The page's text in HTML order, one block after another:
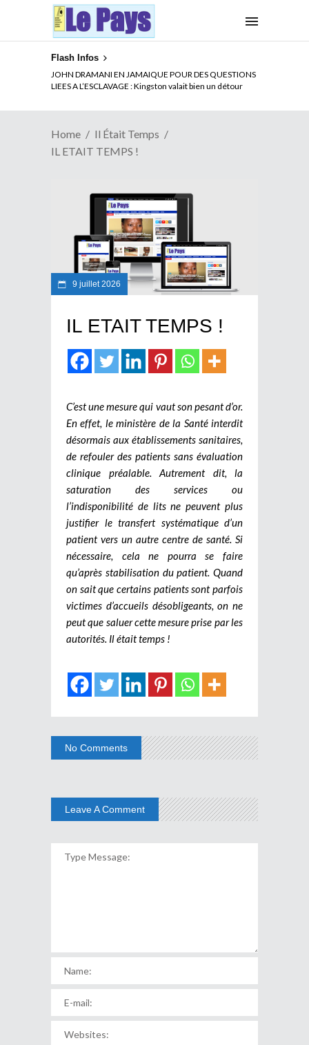
Flash Infos
JOHN DRAMANI EN JAMAIQUE POUR DES QUESTIONS
LIEES A L’ESCLAVAGE : Kingston valait bien un détour
Home
Il Était Temps
IL ETAIT TEMPS !
9 juillet 2026
IL ETAIT TEMPS !
C’est une mesure qui vaut son pesant d’or.
En effet, le ministère de la Santé interdit
désormais aux établissements sanitaires,
de refouler des patients sans évaluation
clinique préalable. Autrement dit, la
saturation des services ou
l’indisponibilité de lits ne peuvent plus
justifier le transfert systématique d’un
patient vers un autre centre de santé. Si
nécessaire, cela ne pourra se faire
qu’après stabilisation du patient. Quand
on sait que certains patients sont parfois
victimes d’accueils désobligeants, on ne
peut que saluer cette mesure prise par les
autorités. Il était temps !
No Comments
Leave A Comment